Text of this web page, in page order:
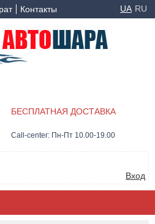
Контакты UA RU
БЕСПЛАТНАЯ ДОСТАВКА
Call-center: Пн-Пт 10.00-19.00
Вход